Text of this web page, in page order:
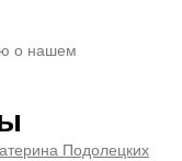
о нашем
Подолецких